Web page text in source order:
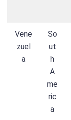
Vene
zuel
a
So
ut
h
A
me
ric
a